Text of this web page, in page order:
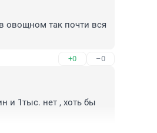
овощном так почти вся
+0 –0
и 1тыс. нет , хоть бы